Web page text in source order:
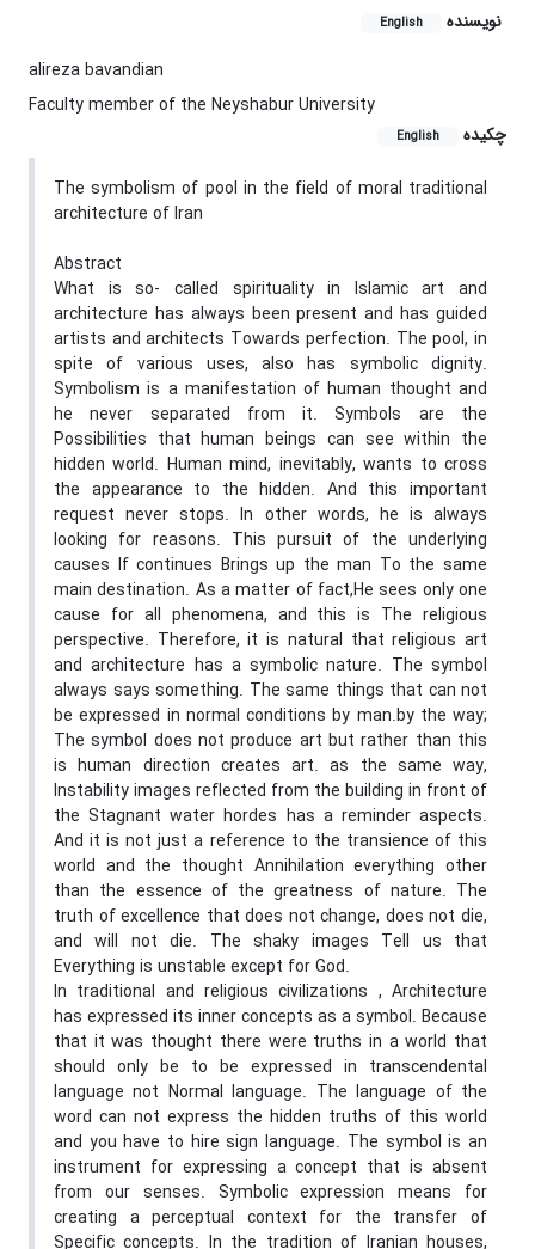
نویسنده English
alireza bavandian
Faculty member of the Neyshabur University
چکیده
English
The symbolism of pool in the field of moral traditional
architecture of Iran
Abstract
What is so- called spirituality in Islamic art and
architecture has always been present and has guided
artists and architects Towards perfection. The pool, in
spite of various uses, also has symbolic dignity.
Symbolism is a manifestation of human thought and
he never separated from it. Symbols are the
Possibilities that human beings can see within the
hidden world. Human mind, inevitably, wants to cross
the appearance to the hidden. And this important
request never stops. In other words, he is always
looking for reasons. This pursuit of the underlying
causes If continues Brings up the man To the same
main destination. As a matter of fact,He sees only one
cause for all phenomena, and this is The religious
perspective. Therefore, it is natural that religious art
and architecture has a symbolic nature. The symbol
always says something. The same things that can not
be expressed in normal conditions by man.by the way;
The symbol does not produce art but rather than this
is human direction creates art. as the same way,
Instability images reflected from the building in front of
the Stagnant water hordes has a reminder aspects.
And it is not just a reference to the transience of this
world and the thought Annihilation everything other
than the essence of the greatness of nature. The
truth of excellence that does not change, does not die,
and will not die. The shaky images Tell us that
Everything is unstable except for God.
In traditional and religious civilizations , Architecture
has expressed its inner concepts as a symbol. Because
that it was thought there were truths in a world that
should only be to be expressed in transcendental
language not Normal language. The language of the
word can not express the hidden truths of this world
and you have to hire sign language. The symbol is an
instrument for expressing a concept that is absent
from our senses. Symbolic expression means for
creating a perceptual context for the transfer of
Specific concepts. In the tradition of Iranian houses,